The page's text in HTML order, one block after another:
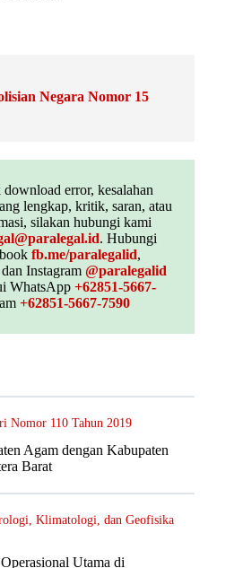
Negara Nomor 15
error, kesalahan
lengkap, kritik, saran, atau
silakan hubungi kami
. Hubungi
fb.me/paralegalid,
dan Instagram@paralegalid
WhatsApp+62851-5667-
+62851-5667-7590
Nomor 110 Tahun 2019
Agam dengan Kabupaten
Barat
Klimatologi, dan Geofisika
Utama di